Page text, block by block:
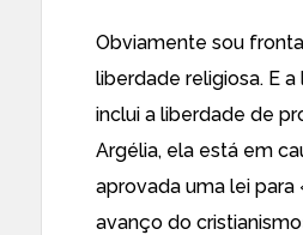
Obviamente sou
liberdade religiosa. E
inclui a liberdade de
Argélia, ela está em
aprovada uma lei
avanço do